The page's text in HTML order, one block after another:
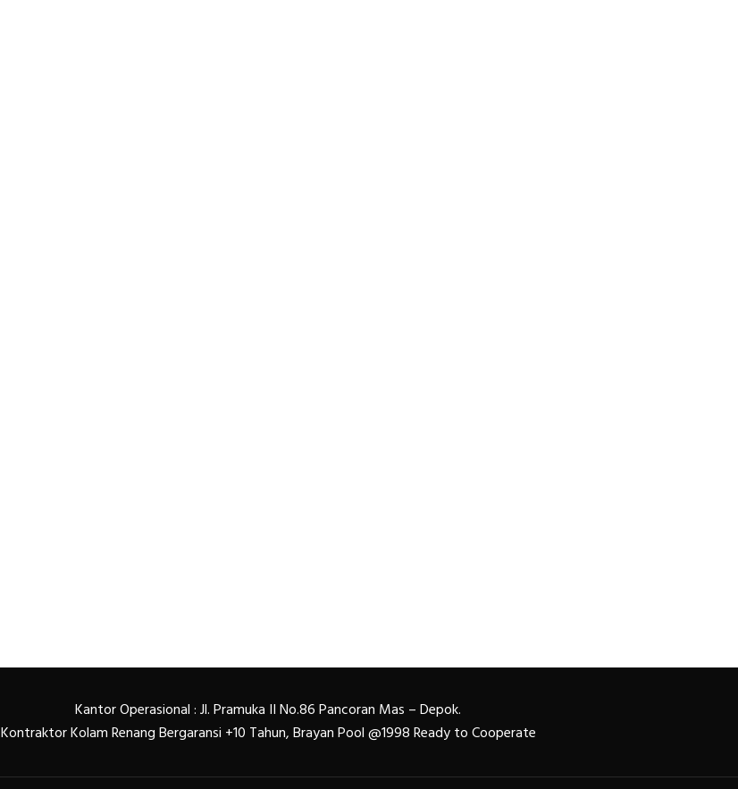
Kantor Operasional : Jl. Pramuka II No.86 Pancoran Mas – Depok.
Kontraktor Kolam Renang Bergaransi +10 Tahun, Brayan Pool @1998 Ready to Cooperate